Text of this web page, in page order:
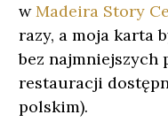
w Madeira Story
razy, a moja karta
bez najmniejszych
restauracji
polskim).